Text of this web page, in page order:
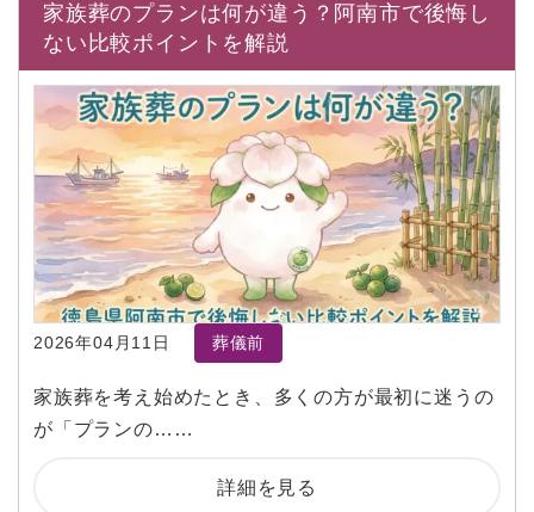
家族葬のプランは何が違う？阿南市で後悔し
ない比較ポイントを解説
2026年04月11日 葬儀前
家族葬を考え始めたとき、多くの方が最初に迷うの
が「プランの……
詳細を見る